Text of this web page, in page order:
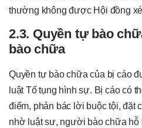
thường không được Hội đồng
2.3. Quyền tự bào
bào chữa
Quyền tự bào chữa của bị cáo
luật Tố tụng hình sự. Bị cáo có
điểm, phản bác lời buộc tội, đặt
nhờ luật sư, người bào chữa hỗ